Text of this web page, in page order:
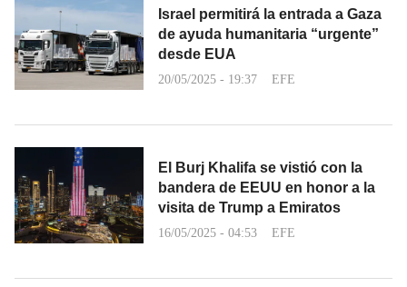
Israel permitirá la entrada a Gaza
de ayuda humanitaria “urgente”
desde EUA
20/05/2025 - 19:37 EFE
El Burj Khalifa se vistió con la
bandera de EEUU en honor a la
visita de Trump a Emiratos
16/05/2025 - 04:53 EFE